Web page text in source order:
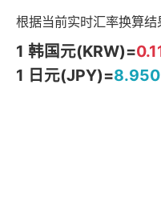
根据当前实时汇率换算结
1 韩国元(KRW)=
1 日元(JPY)=